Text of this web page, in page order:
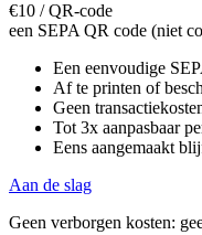
€10 / QR-code
een SEPA QR code (niet
Een eenvoudige
Af te printen of
Geen
Tot 3x aanpasbaar
Eens aangemaakt
Aan de slag
Geen verborgen kosten: